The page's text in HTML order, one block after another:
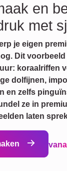
en
met
je eigen
Dit
koraalriffen
dolfijnen,
en zelfs
ze in
laten